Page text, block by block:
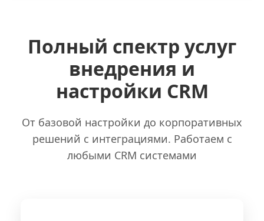
Полный спектр услуг
внедрения и
настройки CRM
От базовой настройки до корпоративных
решений с интеграциями. Работаем с
любыми CRM системами